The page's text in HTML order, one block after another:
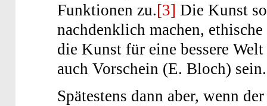
Funktionen zu.[3] Die Kunst
nachdenklich machen,
die Kunst für eine bessere
auch Vorschein (E. Bloch) sein.
Spätestens dann aber, wenn